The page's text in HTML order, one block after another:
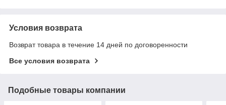
Условия возврата
Возврат товара в течение 14 дней по договоренности
Все условия возврата
Подобные товары компании